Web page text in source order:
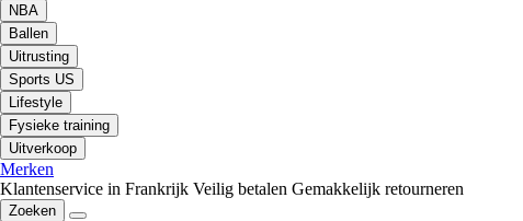
NBA
Ballen
Uitrusting
Sports US
Lifestyle
Fysieke training
Uitverkoop
Merken
Klantenservice in Frankrijk Veilig betalen Gemakkelijk retourneren
Zoeken